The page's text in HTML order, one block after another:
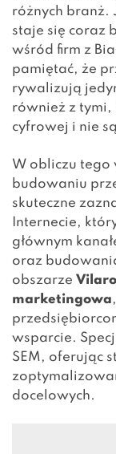
różnych branż.
staje się coraz
wśród firm z
pamiętać, że
rywalizują
również z tymi,
cyfrowej i nie
W obliczu tego
budowaniu
skuteczne
Internecie,
głównym
oraz
obszarze Vilaro
marketingowa
wsparcie.
SEM, oferując
docelowych.